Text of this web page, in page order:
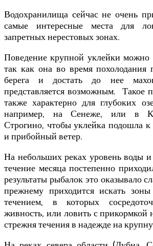
Водохранилища сейчас не очень
самые интересные места для
запретных нерестовых зонах.
Поведение крупной уклейки можно
так как она во время похолодания
берега и достать до нее
представляется возможным. Такое
также характерно для глубоких
например, на Сенеже, или в
Строгино, чтобы уклейка подошла
и прибойный ветер.
На небольших реках уровень воды и
течение месяца постепенно
результаты рыбалок это оказывало
прежнему приходится искать
течением, в которых
живность, или ловить с прикормкой
стрежня течения в надежде на